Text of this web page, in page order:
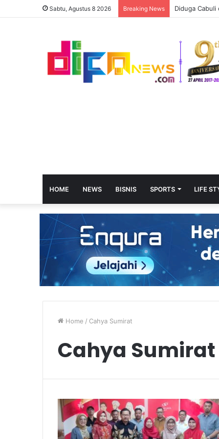
Sabtu, Agustus 8 2026 Breaking News Diduga Cabuli
HOME NEWS BISNIS SPORTS LIFE
Home / Cahya Sumirat
Cahya Sumirat